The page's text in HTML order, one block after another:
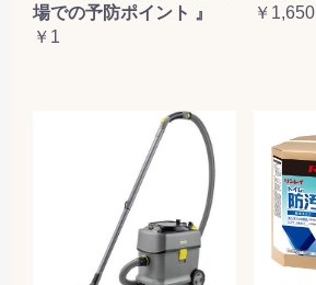
場での予防ポイント 』
￥1
￥1,650